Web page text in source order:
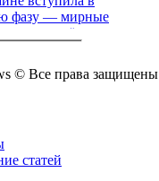
фазу — мирные
сторон всё чаще
© Все права защищены
статей